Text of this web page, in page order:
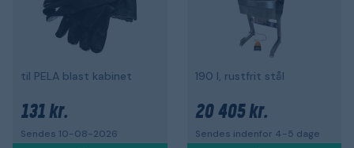
til PELA blast kabinet
131 kr.
Sendes 10-08-2026
190 l, rustfrit stål
20 405 kr.
Sendes indenfor 4-5 dage